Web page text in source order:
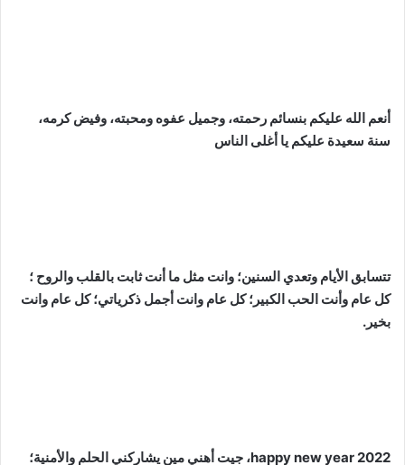
أنعم الله عليكم بنسائم رحمته، وجميل عفوه ومحبته، وفيض كرمه،
سنة سعيدة عليكم يا أغلى الناس
تتسابق الأيام وتعدي السنين؛ وانت مثل ما أنت ثابت بالقلب والروح ؛
كل عام وأنت الحب الكبير؛ كل عام وانت أجمل ذكرياتي؛ كل عام وانت
بخير.
happy new year 2022، جيت أهني مين يشاركني الحلم والأمنية؛